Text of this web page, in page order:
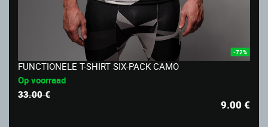
-72%
FUNCTIONELE T-SHIRT SIX-PACK CAMO
Op voorraad
33.00 €
9.00€